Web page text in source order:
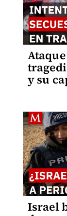
y su
Israel